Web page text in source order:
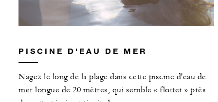
PISCINE D'EAU DE MER
Nagez le long de la plage dans cette piscine d'eau de
mer longue de 20 mètres, qui semble « flotter » près